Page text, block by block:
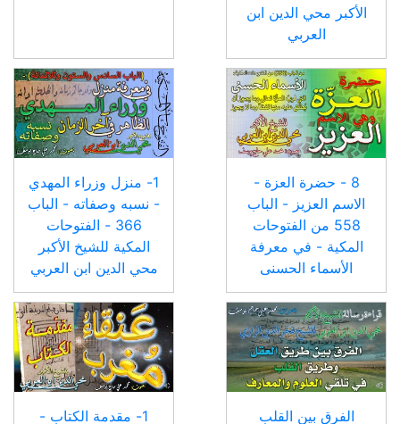
الأكبر محي الدين ابن
العربي
8 - حضرة العزة -
الاسم العزيز - الباب
558 من الفتوحات
المكية - في معرفة
الأسماء الحسنى
1- منزل وزراء المهدي
- نسبه وصفاته - الباب
366 - الفتوحات
المكية للشيخ الأكبر
محي الدين ابن العربي
الفرق بين القلب
1- مقدمة الكتاب -